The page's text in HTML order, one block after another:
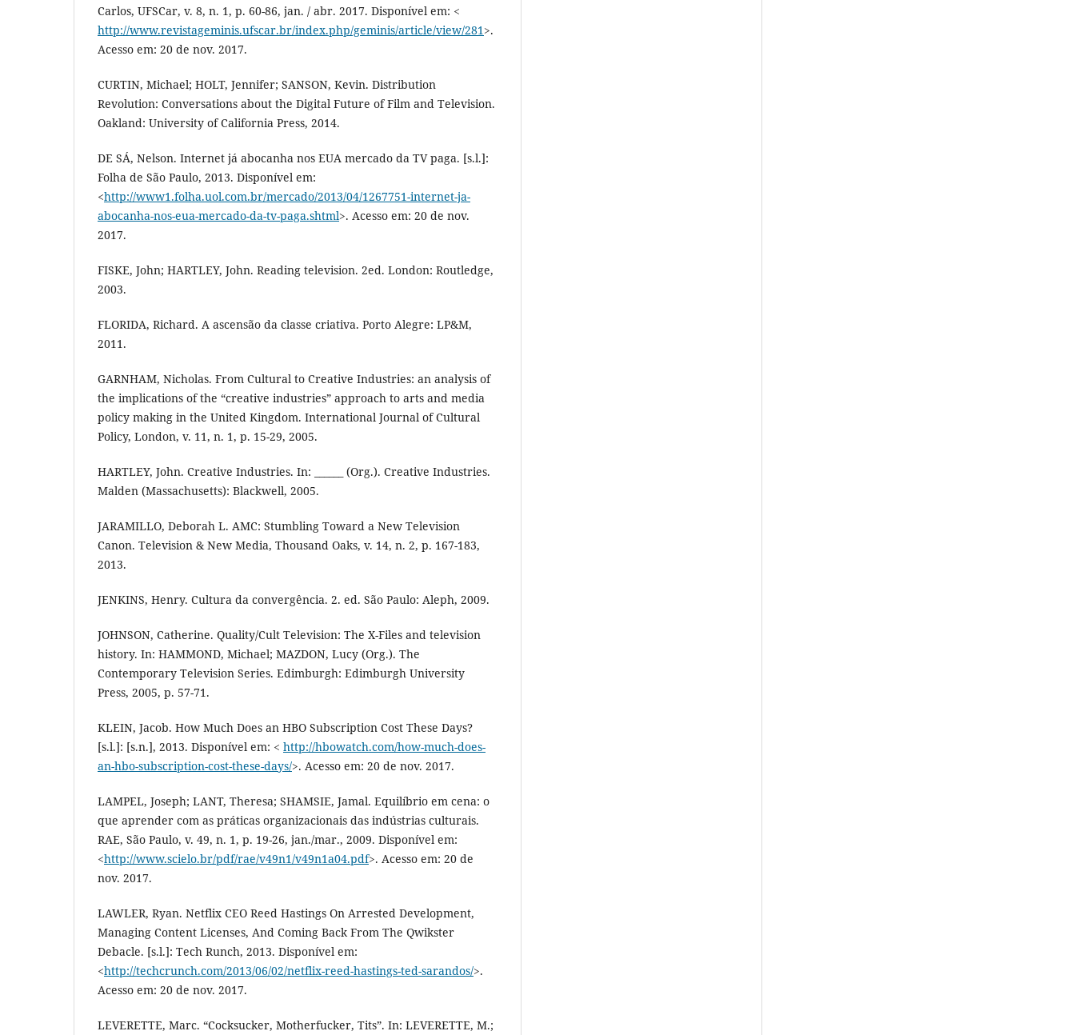
Carlos, UFSCar, v. 8, n. 1, p. 60-86, jan. / abr. 2017. Disponível em: <
http://www.revistageminis.ufscar.br/index.php/geminis/article/view/281>.
Acesso em: 20 de nov. 2017.
CURTIN, Michael; HOLT, Jennifer; SANSON, Kevin. Distribution
Revolution: Conversations about the Digital Future of Film and Television.
Oakland: University of California Press, 2014.
DE SÁ, Nelson. Internet já abocanha nos EUA mercado da TV paga. [s.l.]:
Folha de São Paulo, 2013. Disponível em:
<http://www1.folha.uol.com.br/mercado/2013/04/1267751-internet-ja-
abocanha-nos-eua-mercado-da-tv-paga.shtml>. Acesso em: 20 de nov.
2017.
FISKE, John; HARTLEY, John. Reading television. 2ed. London: Routledge,
2003.
FLORIDA, Richard. A ascensão da classe criativa. Porto Alegre: LP&M,
2011.
GARNHAM, Nicholas. From Cultural to Creative Industries: an analysis of
the implications of the “creative industries” approach to arts and media
policy making in the United Kingdom. International Journal of Cultural
Policy, London, v. 11, n. 1, p. 15-29, 2005.
HARTLEY, John. Creative Industries. In: ______ (Org.). Creative Industries.
Malden (Massachusetts): Blackwell, 2005.
JARAMILLO, Deborah L. AMC: Stumbling Toward a New Television
Canon. Television & New Media, Thousand Oaks, v. 14, n. 2, p. 167-183,
2013.
JENKINS, Henry. Cultura da convergência. 2. ed. São Paulo: Aleph, 2009.
JOHNSON, Catherine. Quality/Cult Television: The X-Files and television
history. In: HAMMOND, Michael; MAZDON, Lucy (Org.). The
Contemporary Television Series. Edimburgh: Edimburgh University
Press, 2005, p. 57-71.
KLEIN, Jacob. How Much Does an HBO Subscription Cost These Days?
[s.l.]: [s.n.], 2013. Disponível em: < http://hbowatch.com/how-much-does-
an-hbo-subscription-cost-these-days/>. Acesso em: 20 de nov. 2017.
LAMPEL, Joseph; LANT, Theresa; SHAMSIE, Jamal. Equilíbrio em cena: o
que aprender com as práticas organizacionais das indústrias culturais.
RAE, São Paulo, v. 49, n. 1, p. 19-26, jan./mar., 2009. Disponível em:
<http://www.scielo.br/pdf/rae/v49n1/v49n1a04.pdf>. Acesso em: 20 de
nov. 2017.
LAWLER, Ryan. Netflix CEO Reed Hastings On Arrested Development,
Managing Content Licenses, And Coming Back From The Qwikster
Debacle. [s.l.]: Tech Runch, 2013. Disponível em:
<http://techcrunch.com/2013/06/02/netflix-reed-hastings-ted-sarandos/>.
Acesso em: 20 de nov. 2017.
LEVERETTE, Marc. “Cocksucker, Motherfucker, Tits”. In: LEVERETTE, M.;